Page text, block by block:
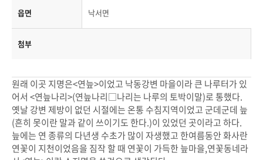
읍면 낙서면
첨부
원래 이곳 지명은<연늪>이었고 낙동강변 마을이라 큰 나루터가 있
어서 <연늪나리>(연늪나리□나리는 나루의 토박이말)로 통했다.
옛날 강변 제방이 없던 시절에는 온통 수침지역이었고 군데군데 늪
(흔히 못이란 말과 같이 쓰이기도 한다.)이 있었던 곳이라고 하다.
늪에는 연 종류의 다년생 수초가 많이 자생했고 한여름동안 화사란
연꽃이 지천이었음을 짐작 할 때 연꽃이 가득한 늪마을,연꽃동네라